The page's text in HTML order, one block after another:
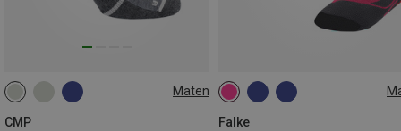
Maten
CMP
36|37|38
Falke
23|24|25|26
31|32|33|34